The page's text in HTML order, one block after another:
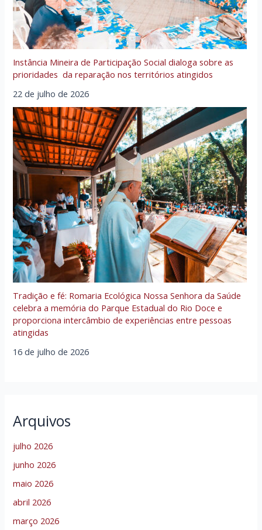
Instância Mineira de Participação Social dialoga sobre as
prioridades da reparação nos territórios atingidos
22 de julho de 2026
Tradição e fé: Romaria Ecológica Nossa Senhora da Saúde
celebra a memória do Parque Estadual do Rio Doce e
proporciona intercâmbio de experiências entre pessoas
atingidas
16 de julho de 2026
Arquivos
julho 2026
junho 2026
maio 2026
abril 2026
março 2026